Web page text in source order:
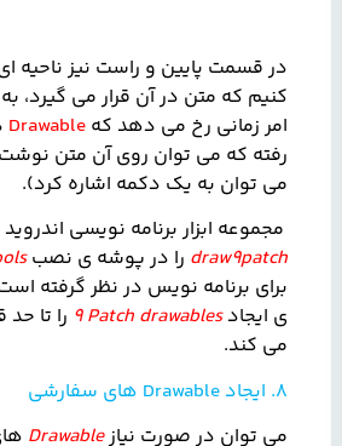
در قسمت پایین و راست نیز ناحیه
کنیم که متن در آن قرار می گیرد،
امر زمانی رخ می دهد که Drawable
رفته که می توان روی آن متن
می توان به یک دکمه اشاره کرد).
مجموعه ابزار برنامه نویسی اندروید
draw9patch را در پوشه ی نصب
برای برنامه نویس در نظر گرفته
ی ایجاد9 Patch drawables را تا حد
می کند.
8. ایجاد
Drawable های سفارشی
می توان در صورت نیازDrawable